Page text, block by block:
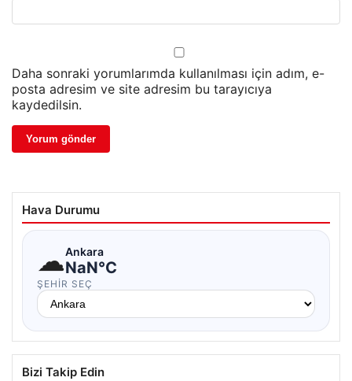
Daha sonraki yorumlarımda kullanılması için adım, e-
posta adresim ve site adresim bu tarayıcıya
kaydedilsin.
Hava Durumu
☁Ankara
NaN°C
ŞEHIR SEÇ
Bizi Takip Edin